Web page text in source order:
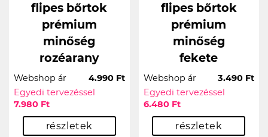
flipes bőrtok
prémium
minőség
rozéarany
Webshop ár
4.990 Ft
Egyedi tervezéssel
7.980 Ft
részletek
flipes bőrtok
prémium
minőség
fekete
Webshop ár
3.490 Ft
Egyedi tervezéssel
6.480 Ft
részletek